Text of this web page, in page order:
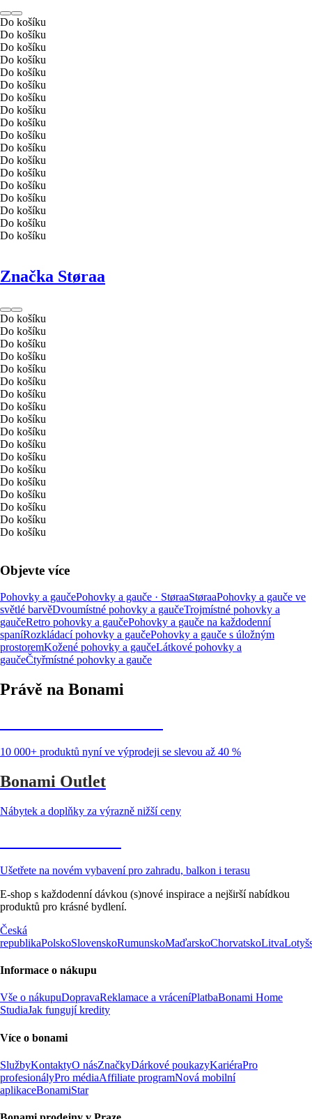
Do košíku
Do košíku
Do košíku
Do košíku
Do košíku
Do košíku
Do košíku
Do košíku
Do košíku
Do košíku
Do košíku
Do košíku
Do košíku
Do košíku
Do košíku
Do košíku
Do košíku
Do košíku
Značka Støraa
Do košíku
Do košíku
Do košíku
Do košíku
Do košíku
Do košíku
Do košíku
Do košíku
Do košíku
Do košíku
Do košíku
Do košíku
Do košíku
Do košíku
Do košíku
Do košíku
Do košíku
Do košíku
Objevte více
Pohovky a gaučePohovky a gauče · StøraaStøraaPohovky a gauče ve
světlé barvěDvoumístné pohovky a gaučeTrojmístné pohovky a
gaučeRetro pohovky a gaučePohovky a gauče na každodenní
spaníRozkládací pohovky a gaučePohovky a gauče s úložným
prostoremKožené pohovky a gaučeLátkové pohovky a
gaučeČtyřmístné pohovky a gauče
Právě na Bonami
10 000+ produktů nyní ve výprodeji se slevou až 40 %
Bonami Outlet
Nábytek a doplňky za výrazně nižší ceny
Ušetřete na novém vybavení pro zahradu, balkon i terasu
E-shop s každodenní dávkou (s)nové inspirace a nejširší nabídkou
produktů pro krásné bydlení.
Česká
republikaPolskoSlovenskoRumunskoMaďarskoChorvatskoLitva
Informace o nákupu
Vše o nákupuDopravaReklamace a vráceníPlatbaBonami Home
StudiaJak fungují kredity
Více o bonami
SlužbyKontaktyO násZnačkyDárkové poukazyKariéraPro
profesionályPro médiaAffiliate programNová mobilní
aplikaceBonamiStar